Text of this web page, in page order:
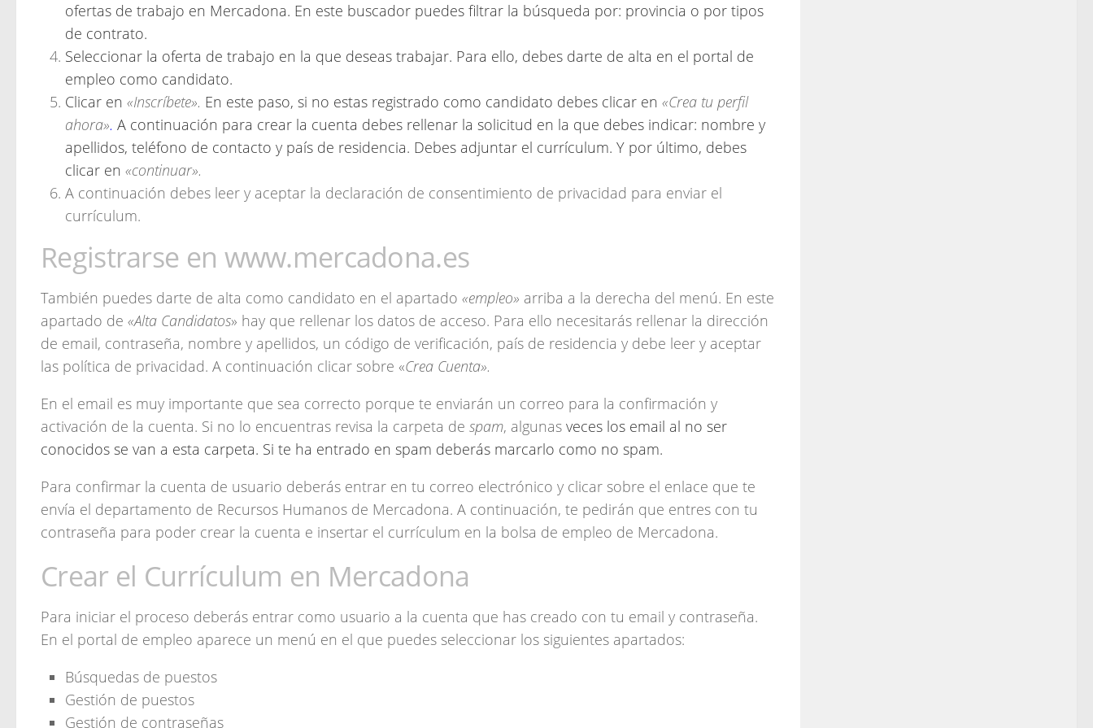
ofertas de trabajo en Mercadona. En este buscador puedes filtrar la búsqueda por: provincia o por tipos
de contrato.
Seleccionar la oferta de trabajo en la que deseas trabajar. Para ello, debes darte de alta en el portal de
empleo como candidato.
Clicar en «Inscríbete». En este paso, si no estas registrado como candidato debes clicar en «Crea tu perfil
ahora». A continuación para crear la cuenta debes rellenar la solicitud en la que debes indicar: nombre y
apellidos, teléfono de contacto y país de residencia. Debes adjuntar el currículum. Y por último, debes
clicar en «continuar».
A continuación debes leer y aceptar la declaración de consentimiento de privacidad para enviar el
currículum.
Registrarse en www.mercadona.es
También puedes darte de alta como candidato en el apartado «empleo» arriba a la derecha del menú. En este
apartado de «Alta Candidatos» hay que rellenar los datos de acceso. Para ello necesitarás rellenar la dirección
de email, contraseña, nombre y apellidos, un código de verificación, país de residencia y debe leer y aceptar
las política de privacidad. A continuación clicar sobre «Crea Cuenta».
En el email es muy importante que sea correcto porque te enviarán un correo para la confirmación y
activación de la cuenta. Si no lo encuentras revisa la carpeta de spam, algunas veces los email al no ser
conocidos se van a esta carpeta. Si te ha entrado en spam deberás marcarlo como no spam.
Para confirmar la cuenta de usuario deberás entrar en tu correo electrónico y clicar sobre el enlace que te
envía el departamento de Recursos Humanos de Mercadona. A continuación, te pedirán que entres con tu
contraseña para poder crear la cuenta e insertar el currículum en la bolsa de empleo de Mercadona.
Crear el Currículum en Mercadona
Para iniciar el proceso deberás entrar como usuario a la cuenta que has creado con tu email y contraseña.
En el portal de empleo aparece un menú en el que puedes seleccionar los siguientes apartados:
Búsquedas de puestos
Gestión de puestos
Gestión de contraseñas